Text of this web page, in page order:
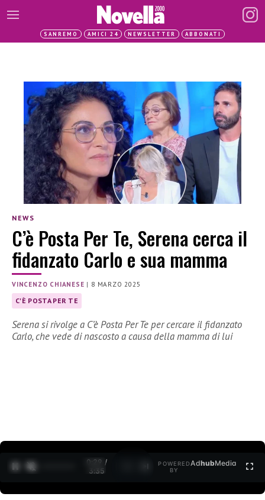
SANREMO AMICI 24 NEWSLETTER ABBONATI
NEWS
C’è Posta Per Te, Serena cerca il
fidanzato Carlo e sua mamma
VINCENZO CHIANESE | 8 MARZO 2025
C'È POSTA PER TE
Serena si rivolge a C’è Posta Per Te per cercare il fidanzato
Carlo, che vede di nascosto a causa della mamma di lui
0:31 /
3:35
POWERED
BY
AdhubMedia